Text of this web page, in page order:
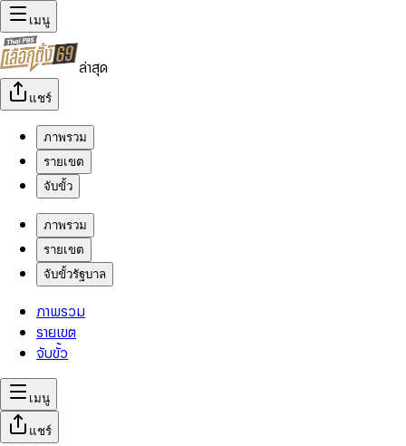
เมนู
ล่าสุด
แชร์
ภาพรวม
รายเขต
จับขั้ว
ภาพรวม
รายเขต
จับขั้วรัฐบาล
ภาพรวม
รายเขต
จับขั้ว
เมนู
แชร์